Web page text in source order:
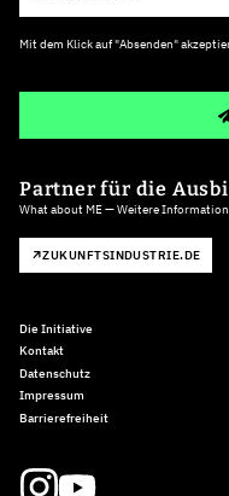
Mit dem Klick auf "Absenden"
Partner für die
What about ME — Weitere
ZUKUNFTSINDUSTRIE.DE
Die Initiative
Kontakt
Datenschutz
Impressum
Barrierefreiheit